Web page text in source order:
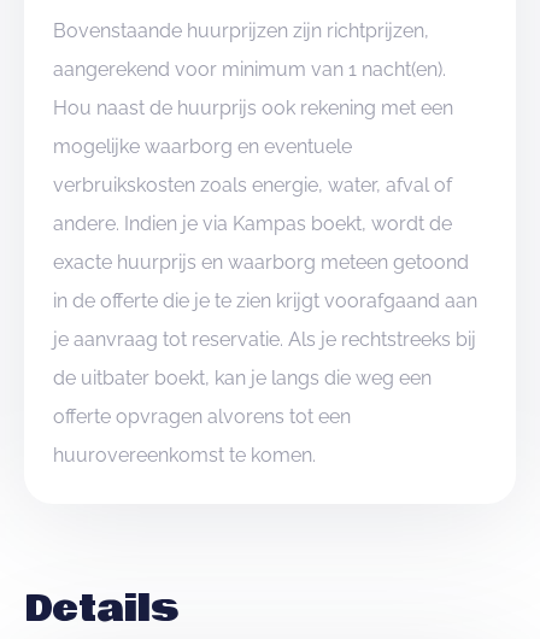
Bovenstaande huurprijzen zijn richtprijzen,
aangerekend voor minimum van 1 nacht(en).
Hou naast de huurprijs ook rekening met een
mogelijke waarborg en eventuele
verbruikskosten zoals energie, water, afval of
andere. Indien je via Kampas boekt, wordt de
exacte huurprijs en waarborg meteen getoond
in de offerte die je te zien krijgt voorafgaand aan
je aanvraag tot reservatie. Als je rechtstreeks bij
de uitbater boekt, kan je langs die weg een
offerte opvragen alvorens tot een
huurovereenkomst te komen.
Details